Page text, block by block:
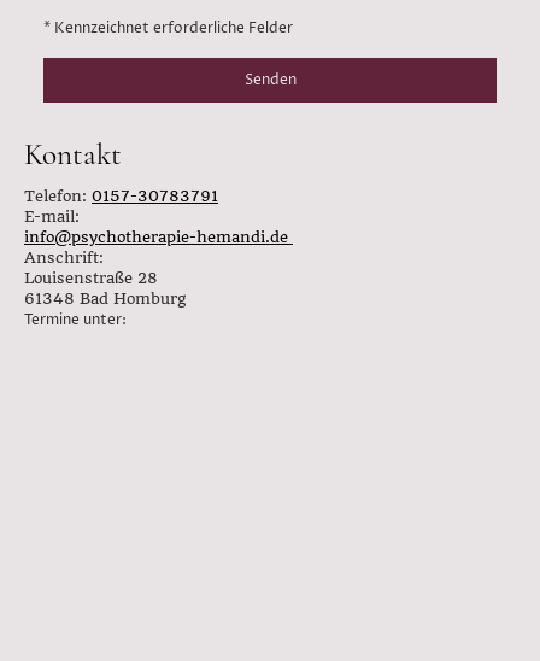
* Kennzeichnet erforderliche Felder
Senden
Kontakt
Telefon: 0157-30783791
E-mail:
info@psychotherapie-hemandi.de
Anschrift:
Louisenstraße 28
61348 Bad Homburg
Termine unter: